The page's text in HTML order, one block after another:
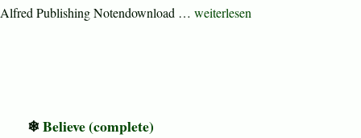
Alfred Publishing Notendownload … „Believe (complete)“
weiterlesen
Believe (complete)